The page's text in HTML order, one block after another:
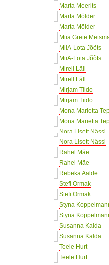
Marta Meerits
Marta Mölder
Marta Mölder
Miia Grete
MiiA-Lota Jõõts
MiiA-Lota Jõõts
Mirell Läll
Mirell Läll
Mirjam Tiido
Mirjam Tiido
Mona Marietta
Mona Marietta
Nora Lisett Nässi
Nora Lisett Nässi
Rahel Mäe
Rahel Mäe
Rebeka Aalde
Stefi Ormak
Stefi Ormak
Styna
Styna
Susanna Kalda
Susanna Kalda
Teele Hurt
Teele Hurt